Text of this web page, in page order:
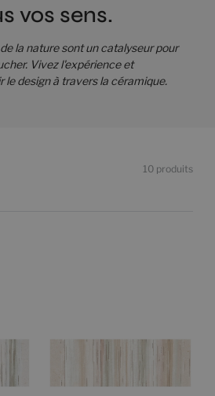
vos sens.
la nature sont un catalyseur pour
Vivez l'expérience et
le design à travers la céramique.
10 produits